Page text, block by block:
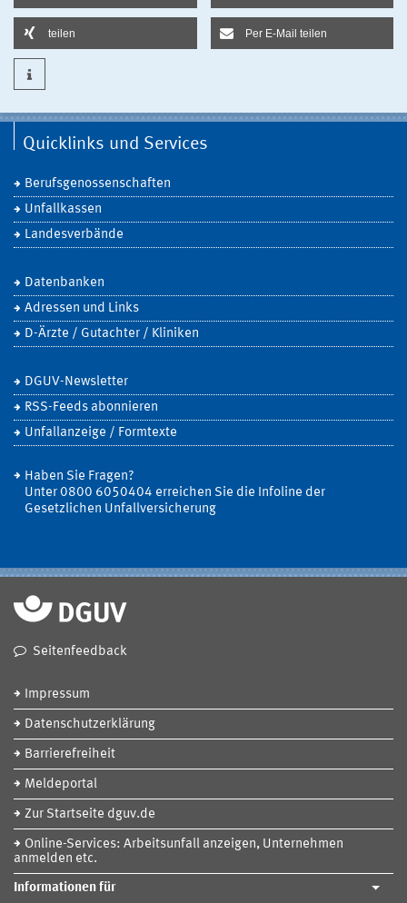
teilen Per E-Mail teilen
Quicklinks und Services
Berufsgenossenschaften
Unfallkassen
Landesverbände
Datenbanken
Adressen und Links
D-Ärzte / Gutachter / Kliniken
DGUV-Newsletter
RSS-Feeds abonnieren
Unfallanzeige / Formtexte
Haben Sie Fragen?
Unter 0800 6050404 erreichen Sie die Infoline der
Gesetzlichen Unfallversicherung
Seitenfeedback
Impressum
Datenschutzerklärung
Barrierefreiheit
Meldeportal
Zur Startseite dguv.de
Online-Services: Arbeitsunfall anzeigen, Unternehmen
anmelden etc.
Informationen für